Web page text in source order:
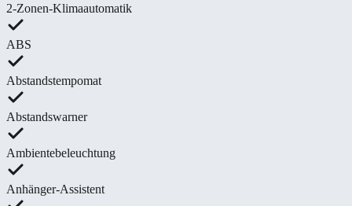
2-Zonen-Klimaautomatik
ABS
Abstandstempomat
Abstandswarner
Ambientebeleuchtung
Anhänger-Assistent